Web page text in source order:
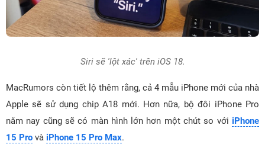
Siri sẽ 'lột xác' trên iOS 18.
MacRumors còn tiết lộ thêm rằng, cả 4 mẫu iPhone mới của nhà
Apple sẽ sử dụng chip A18 mới. Hơn nữa, bộ đôi iPhone Pro
năm nay cũng sẽ có màn hình lớn hơn một chút so với iPhone
15 Pro và iPhone 15 Pro Max.